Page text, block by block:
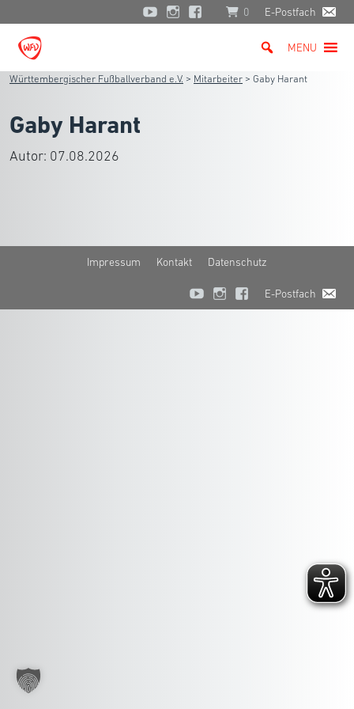
0 E-Postfach
MENU
Württembergischer Fußballverband e.V. > Mitarbeiter > Gaby Harant
Gaby Harant
Autor: 07.08.2026
Impressum Kontakt Datenschutz
E-Postfach